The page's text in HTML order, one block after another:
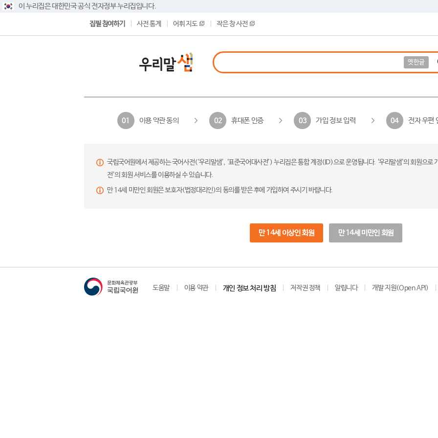
이 누리집은 대한민국 공식 전자정부 누리집입니다.
집필 참여하기 사전 통계 어휘 지도 작은 창 사전
옛한글
01 이용 약관 동의 02 휴대폰 인증 03 가입 정보 입력 04 전자 우편
국립국어원에서 제공하는 국어사전(‘우리말샘’, ‘표준국어대사전’) 누리집은 통합 계정(ID)으로 운영됩니다. ‘우리말샘’의 회원으
전’의 회원 서비스를 이용하실 수 있습니다.
만 14세 미만인 회원은 보호자(법정대리인)의 동의를 받은 후에 가입하여 주시기 바랍니다.
만 14세 이상인 회원 만 14세 미만인 회원
도움말 이용 약관 개인 정보 처리 방침 저작권 정책 알립니다 개발 지원(Open API)